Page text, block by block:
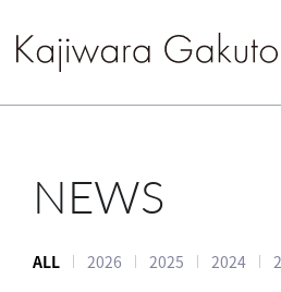
NEWS
ALL 2026 2025 2024